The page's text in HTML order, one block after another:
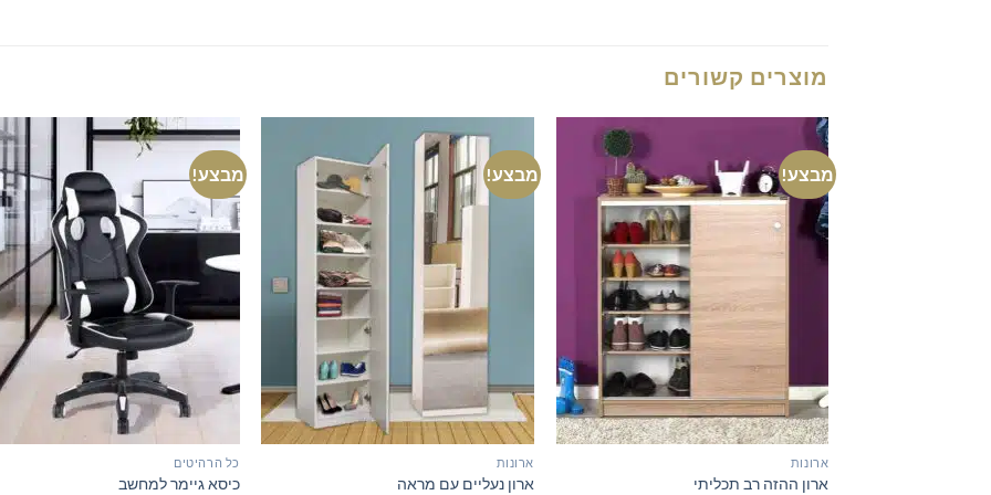
מוצרים קשורים
מבצע!
ארונות
ארון ההזה רב תכליתי
מבצע!
ארונות
ארון נעליים עם מראה
מבצע!
כל הרהיטים
כיסא גיימר למחשב